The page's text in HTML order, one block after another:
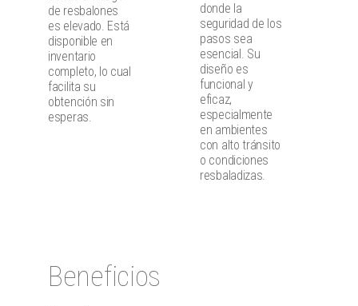
de resbalones
es elevado. Está
disponible en
inventario
completo, lo cual
facilita su
obtención sin
esperas.
donde la
seguridad de los
pasos sea
esencial. Su
diseño es
funcional y
eficaz,
especialmente
en ambientes
con alto tránsito
o condiciones
resbaladizas.
Beneficios